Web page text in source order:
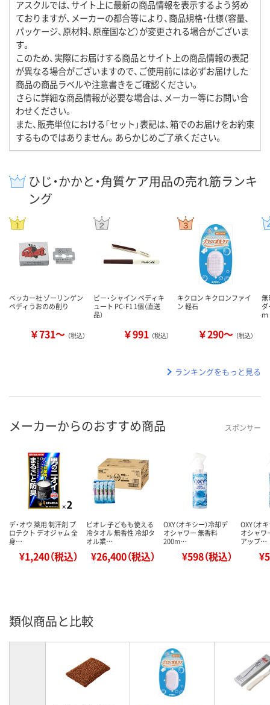
アスクルでは、サイト上に最新の商品情報を表示するよう努め
ておりますが、メーカーの都合等により、商品規格・仕様（容量、
パッケージ、原材料、原産国など）が変更される場合がございま
す。
このため、実際にお届けする商品とサイト上の商品情報の表記
が異なる場合がございますので、ご使用前には必ずお届けした
商品の商品ラベルや注意書きをご確認ください。
さらに詳細な商品情報が必要な場合は、メーカー等にお問い合
わせください。
また、販売単位における「セット」表記は、箱でのお届けをお約束
するものではありません。あらかじめご了承ください。
ひじ・かかと・角質ケア用品の売れ筋ランキ
ング
ベッカー社 ゾーリンゲン
ペディうおのめ削り
￥731～ （税込）
ピー・シャイン ペディキ
ュート PC-F1 1個（直送
品）
￥991 （税込）
キクロン キクロンファイ
ン 軽石
￥290～ （税込）
無
ランキングをもっと見る
メーカーからのおすすめ商品 スポンサー
デ・オウ 薬用 制汗剤 プ
ロテクト デオジャム 全
身…
¥1,240（税込）
ビオレ 子どもも使える
冷タオル 無香性 冷却タ
オル業…
¥26,400（税込）
OXY（オキシー）冷却デ
オシャワー 無香料
200m…
¥598（税込）
OXY（オ
オシャワ
アップ…
類似商品と比較